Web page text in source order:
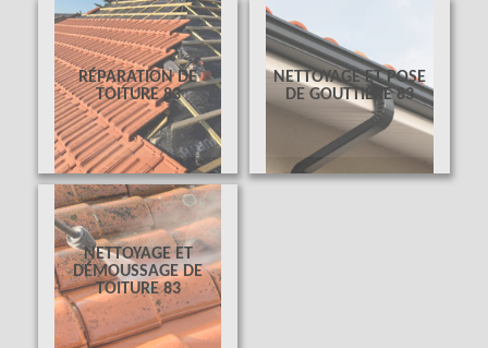
RÉPARATION DE
TOITURE 83
NETTOYAGE ET POSE
DE GOUTTIÈRE 83
NETTOYAGE ET
DÉMOUSSAGE DE
TOITURE 83